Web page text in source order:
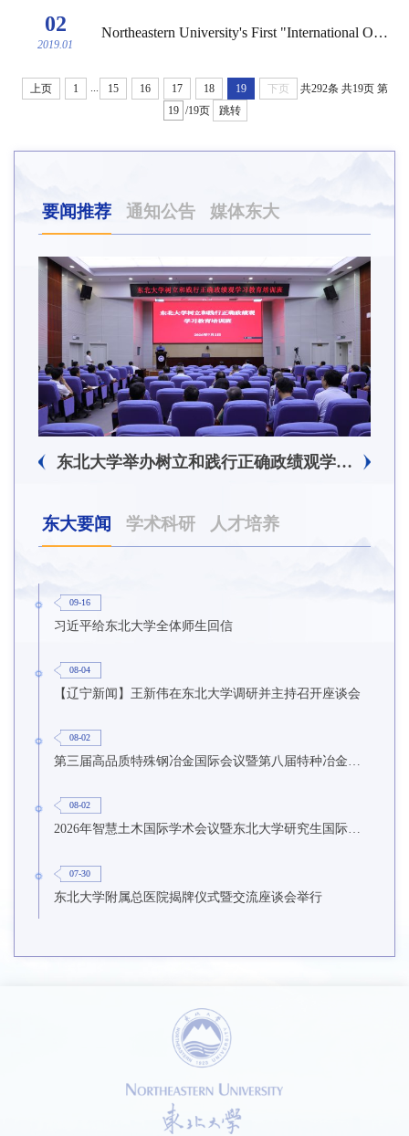
02
2019.01
Northeastern University's First "International Outstanding Young Scientists Project" Wa...
上页 1 ... 15 16 17 18 19 下页 共292条 共19页 第
/19页
跳转
要闻推荐 通知公告 媒体东大
东北大学举办树立和践行正确政绩观学习教育培训班
东大要闻 学术科研 人才培养
09-16
习近平给东北大学全体师生回信
08-04
【辽宁新闻】王新伟在东北大学调研并主持召开座谈会
08-02
08-02
2026年智慧土木国际学术会议暨东北大学研究生国际暑期学校第九期在东北大学召开
07-30
东北大学附属总医院揭牌仪式暨交流座谈会举行